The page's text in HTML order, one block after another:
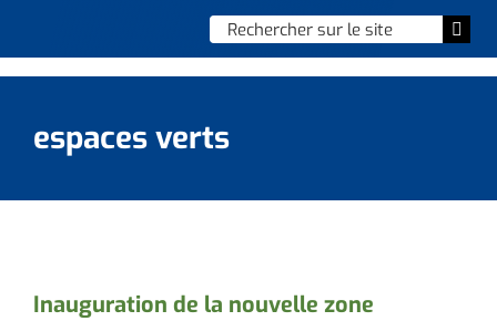
Chercher
:
Vie municipale
espaces verts
Inauguration de la nouvelle zone